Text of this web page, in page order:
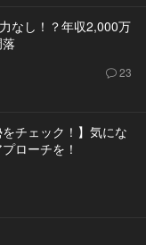
なし！？年収2,000万
23
をチェック！】気にな
ローチを！